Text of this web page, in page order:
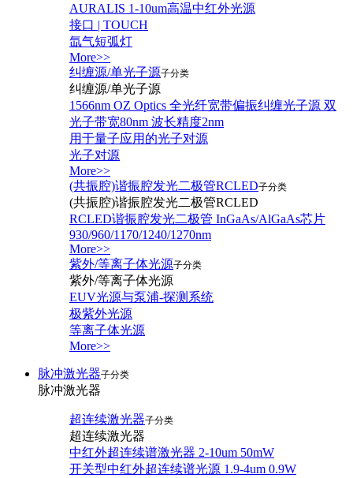
AURALIS 1-10um高温中红外光源
接口 | TOUCH
氙气短弧灯
More>>
纠缠源/单光子源子分类
纠缠源/单光子源
1566nm OZ Optics 全光纤宽带偏振纠缠光子源 双
光子带宽80nm 波长精度2nm
用于量子应用的光子对源
光子对源
More>>
(共振腔)谐振腔发光二极管RCLED子分类
(共振腔)谐振腔发光二极管RCLED
RCLED谐振腔发光二极管 InGaAs/AlGaAs芯片
930/960/1170/1240/1270nm
More>>
紫外/等离子体光源子分类
紫外/等离子体光源
EUV光源与泵浦-探测系统
极紫外光源
等离子体光源
More>>
脉冲激光器子分类
脉冲激光器
超连续激光器子分类
超连续激光器
中红外超连续谱激光器 2-10um 50mW
开关型中红外超连续谱光源 1.9-4um 0.9W